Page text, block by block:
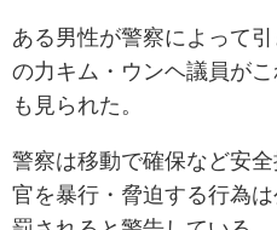
ある男性が警察によって
の力キム・ウンヘ議員が
も見られた。
警察は移動で確保など安
官を暴行・脅迫する行為